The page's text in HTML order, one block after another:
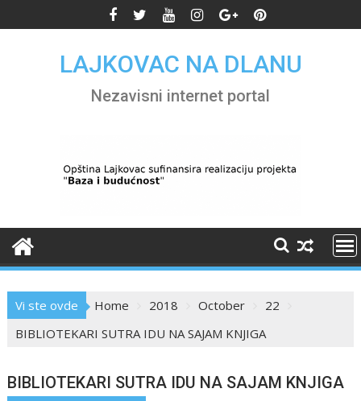
to
LAJKOVAC NA DLANU
Nezavisni internet portal
Vi ste ovde Home 2018 October
22
BIBLIOTEKARI SUTRA IDU NA SAJAM KNJIGA
BIBLIOTEKARI SUTRA IDU NA SAJAM KNJIGA